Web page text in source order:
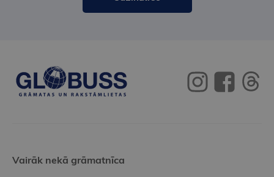
Vairāk nekā grāmatnīca